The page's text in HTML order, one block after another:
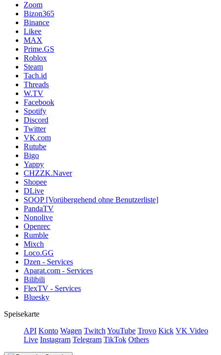
Zoom
Bizon365
Binance
Likee
MAX
Prime.GS
Roblox
Steam
Tach.id
Threads
W.TV
Facebook
Spotify
Discord
Twitter
VK.com
Rutube
Bigo
Yappy
CHZZK.Naver
Shopee
DLive
SOOP [Vorübergehend ohne Benutzerliste]
PandaTV
Nonolive
Openrec
Rumble
Mixch
Loco.GG
Dzen - Services
Aparat.com - Services
Bilibili
FlexTV - Services
Bluesky
Speisekarte
API Konto Wagen Twitch YouTube Trovo Kick VK Video
Live Instagram Telegram TikTok Others